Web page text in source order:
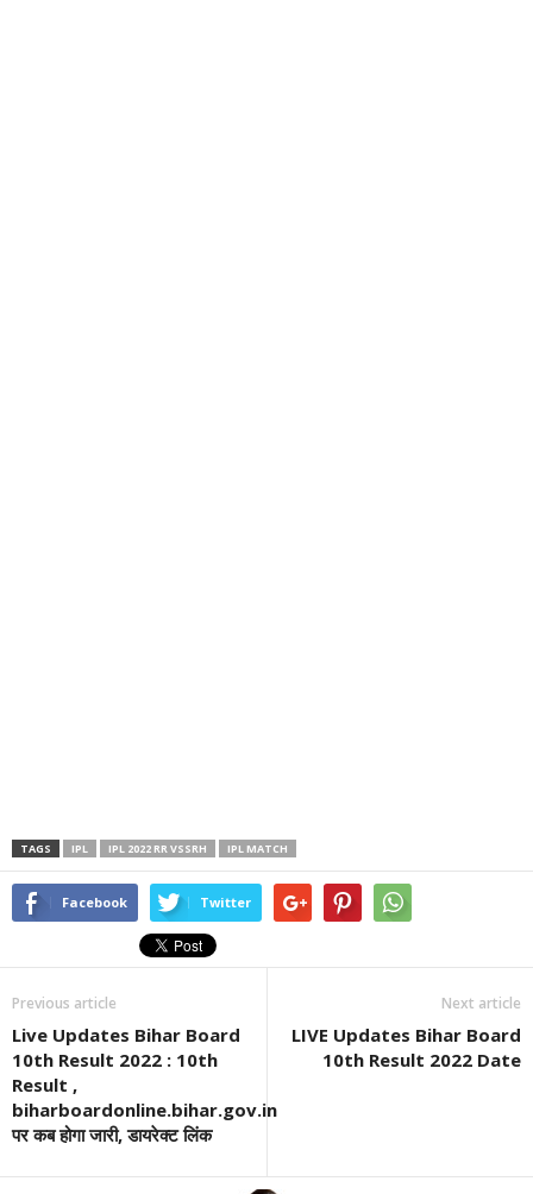
TAGS IPL IPL 2022 RR VSSRH IPL MATCH
Facebook Twitter
Previous article
Live Updates Bihar Board
10th Result 2022 : 10th
Result ,
biharboardonline.bihar.gov.in
पर कब होगा जारी, डायरेक्ट लिंक
Next article
LIVE Updates Bihar Board
10th Result 2022 Date